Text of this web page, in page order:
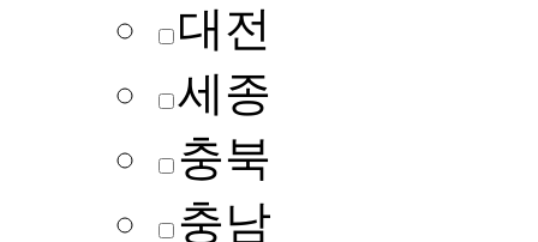
대전
세종
충북
충남